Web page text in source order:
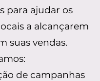
para ajudar os
a alcançarem
suas vendas.
de campanhas